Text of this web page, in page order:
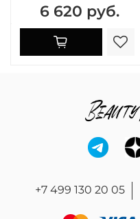
6 620 руб.
+7 499 130 20 05